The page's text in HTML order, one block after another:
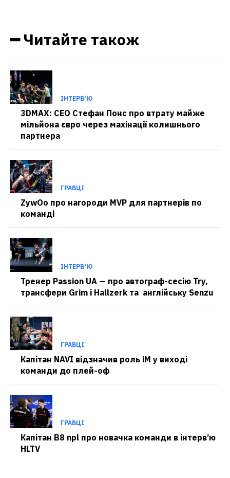
━ Читайте також
ІНТЕРВ'Ю
3DMAX: CEO Стефан Понс про втрату майже
мільйона євро через махінації колишнього
партнера
ГРАВЦІ
ZywOo про нагороди MVP для партнерів по
команді
ІНТЕРВ'Ю
Тренер Passion UA — про автограф-сесію Try,
трансфери Grim і Hallzerk та англійську Senzu
ГРАВЦІ
Капітан NAVI відзначив роль iM у виході
команди до плей-оф
ГРАВЦІ
Капітан B8 npl про новачка команди в інтерв’ю
HLTV